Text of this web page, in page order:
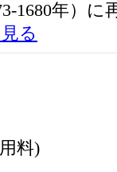
1680年）に
る
料)